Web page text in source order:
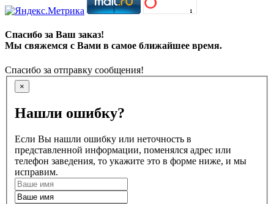
Спасибо за Ваш заказ!
Мы свяжемся с Вами в самое ближайшее время.
Спасибо за отправку сообщения!
×
Нашли ошибку?
Если Вы нашли ошибку или неточность в
представленной информации, поменялся адрес или
телефон заведения, то укажите это в форме ниже, и мы
исправим.